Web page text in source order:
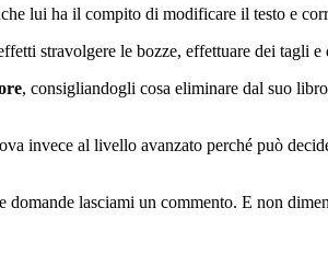
lui ha il compito di modificare il testo e
stravolgere le bozze, effettuare dei tagli
, consigliandogli cosa eliminare dal suo
invece al livello avanzato perché può
lasciami un commento. E non